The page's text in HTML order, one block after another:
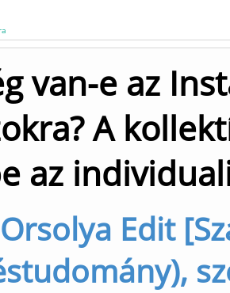
van-e az
A
az
Edit